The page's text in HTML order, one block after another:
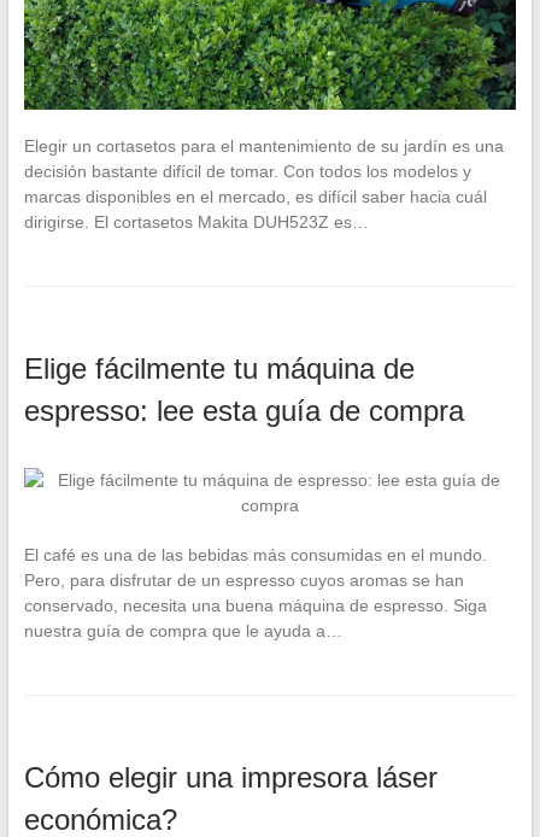
Elegir un cortasetos para el mantenimiento de su jardín es una
decisión bastante difícil de tomar. Con todos los modelos y
marcas disponibles en el mercado, es difícil saber hacia cuál
dirigirse. El cortasetos Makita DUH523Z es…
Elige fácilmente tu máquina de
espresso: lee esta guía de compra
El café es una de las bebidas más consumidas en el mundo.
Pero, para disfrutar de un espresso cuyos aromas se han
conservado, necesita una buena máquina de espresso. Siga
nuestra guía de compra que le ayuda a…
Cómo elegir una impresora láser
económica?